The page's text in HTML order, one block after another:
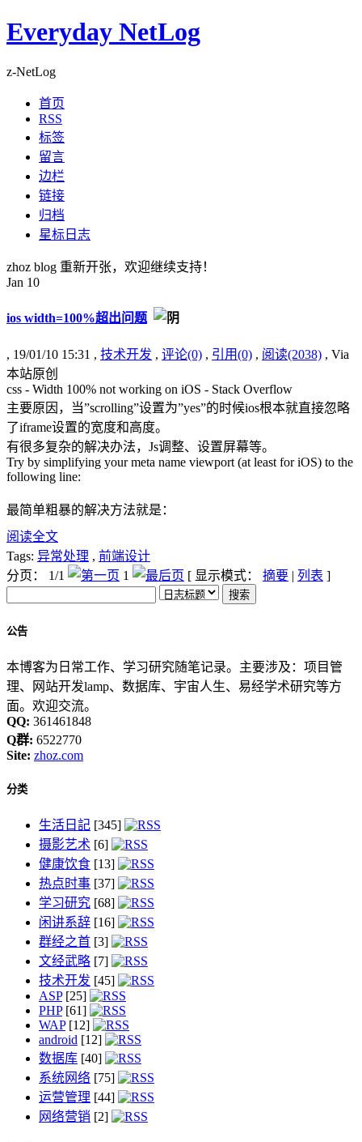
Everyday NetLog
z-NetLog
首页
RSS
标签
留言
边栏
链接
归档
星标日志
zhoz blog 重新开张，欢迎继续支持！
Jan 10
ios width=100%超出问题
, 19/01/10 15:31 , 技术开发 , 评论(0) , 引用(0) , 阅读(2038) , Via
本站原创
css - Width 100% not working on iOS - Stack Overflow
主要原因，当”scrolling”设置为”yes”的时候ios根本就直接忽略
了iframe设置的宽度和高度。
有很多复杂的解决办法，Js调整、设置屏幕等。
Try by simplifying your meta name viewport (at least for iOS) to the
following line:
最简单粗暴的解决方法就是：
阅读全文
Tags: 异常处理 , 前端设计
分页： 1/1
1 [ 显示模式： 摘要 | 列表 ]
公告
本博客为日常工作、学习研究随笔记录。主要涉及：项目管
理、网站开发lamp、数据库、宇宙人生、易经学术研究等方
面。欢迎交流。
QQ: 361461848
Q群: 6522770
Site: zhoz.com
分类
生活日記 [345]
摄影艺术 [6]
健康饮食 [13]
热点时事 [37]
学习研究 [68]
闲讲系辞 [16]
群经之首 [3]
文经武略 [7]
技术开发 [45]
ASP[25]
PHP[61]
WAP[12]
android [12]
数据库 [40]
系统网络 [75]
运营管理 [44]
网络营销 [2]